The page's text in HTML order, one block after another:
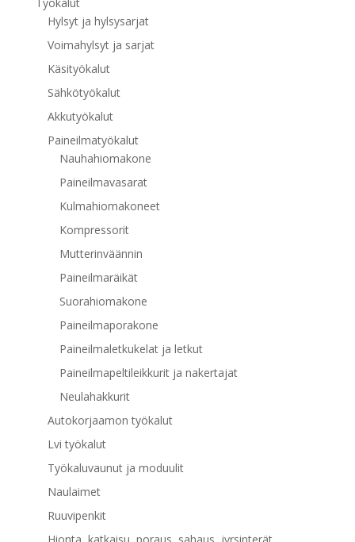
Hylsyt ja hylsysarjat
Voimahylsyt ja sarjat
Käsityökalut
Sähkötyökalut
Akkutyökalut
Paineilmatyökalut
Nauhahiomakone
Paineilmavasarat
Kulmahiomakoneet
Kompressorit
Mutterinväännin
Paineilmaräikät
Suorahiomakone
Paineilmaporakone
Paineilmaletkukelat ja letkut
Paineilmapeltileikkurit ja nakertajat
Neulahakkurit
Autokorjaamon työkalut
Lvi työkalut
Työkaluvaunut ja moduulit
Naulaimet
Ruuvipenkit